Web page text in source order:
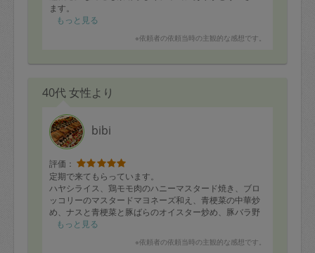
ます。
またよろしくお願い致します。
もっと見る
※依頼者の依頼当時の主観的な感想です。
40代 女性より
bibi
評価：
定期で来てもらっています。
ハヤシライス、鶏モモ肉のハニーマスタード焼き、ブロ
ッコリーのマスタードマヨネーズ和え、青梗菜の中華炒
め、ナスと青梗菜と豚ばらのオイスター炒め、豚バラ野
菜巻き、アスパラのお浸し、キノコのガーリックソテ
週もお願いいたします。
もっと見る
※依頼者の依頼当時の主観的な感想です。